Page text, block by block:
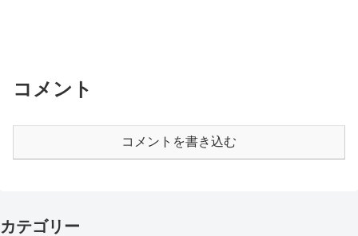
コメント
コメントを書き込む
カテゴリー